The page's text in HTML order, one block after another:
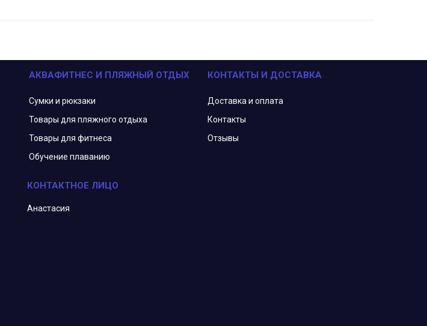
АКВАФИТНЕС И ПЛЯЖНЫЙ ОТДЫХ
Сумки и рюкзаки
Товары для пляжного отдыха
Товары для фитнеса
Обучение плаванию
КОНТАКТЫ И ДОСТАВКА
Доставка и оплата
Контакты
Отзывы
Анастасия